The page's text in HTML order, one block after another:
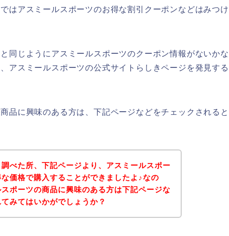
はアスミールスポーツのお得な割引クーポンなどはみつけ
同じようにアスミールスポーツのクーポン情報がないかな
アスミールスポーツの公式サイトらしきページを発見する
品に興味のある方は、下記ページなどをチェックされると
べた所、下記ページより、アスミールスポー
価格で購入することができましたよ♪なの
ポーツの商品に興味のある方は下記ページな
みてはいかがでしょうか？